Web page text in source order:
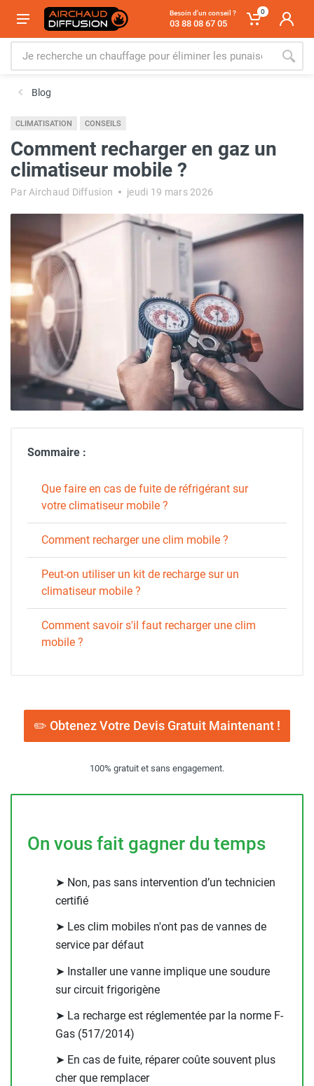
Besoin d'un conseil ?
03 88 08 67 05
0
Blog
CLIMATISATION CONSEILS
Comment recharger en gaz un
climatiseur mobile ?
Par Airchaud Diffusion jeudi 19 mars 2026
Sommaire :
Que faire en cas de fuite de réfrigérant sur
votre climatiseur mobile ?
Comment recharger une clim mobile ?
Peut-on utiliser un kit de recharge sur un
climatiseur mobile ?
Comment savoir s'il faut recharger une clim
mobile ?
✏️ Obtenez Votre Devis Gratuit Maintenant !
100% gratuit et sans engagement.
On vous fait gagner du temps
➤ Non, pas sans intervention d’un technicien
certifié
➤ Les clim mobiles n'ont pas de vannes de
service par défaut
➤ Installer une vanne implique une soudure
sur circuit frigorigène
➤ La recharge est réglementée par la norme F-
Gas (517/2014)
➤ En cas de fuite, réparer coûte souvent plus
cher que remplacer